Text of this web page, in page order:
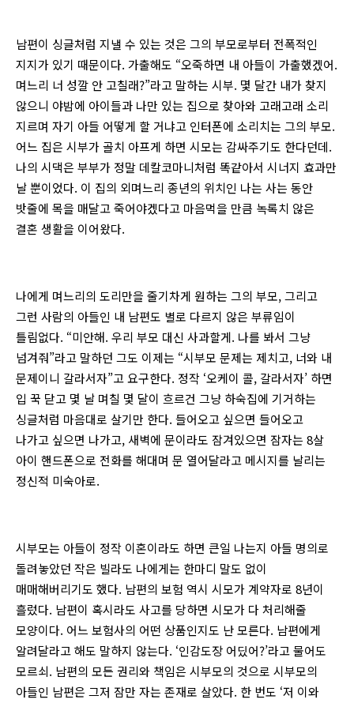
남편이 싱글처럼 지낼 수 있는 것은 그의 부모로부터 전폭적인
지지가 있기 때문이다. 가출해도 “오죽하면 내 아들이 가출했겠어.
며느리 너 성깔 안 고칠래?”라고 말하는 시부. 몇 달간 내가 찾지
않으니 야밤에 아이들과 나만 있는 집으로 찾아와 고래고래 소리
지르며 자기 아들 어떻게 할 거냐고 인터폰에 소리치는 그의 부모.
어느 집은 시부가 골치 아프게 하면 시모는 감싸주기도 한다던데.
나의 시댁은 부부가 정말 데칼코마니처럼 똑같아서 시너지 효과만
날 뿐이었다. 이 집의 외며느리 종년의 위치인 나는 사는 동안
밧줄에 목을 매달고 죽어야겠다고 마음먹을 만큼 녹록치 않은
결혼 생활을 이어왔다.
나에게 며느리의 도리만을 줄기차게 원하는 그의 부모, 그리고
그런 사람의 아들인 내 남편도 별로 다르지 않은 부류임이
틀림없다. “미안해. 우리 부모 대신 사과할게. 나를 봐서 그냥
넘겨줘”라고 말하던 그도 이제는 “시부모 문제는 제치고, 너와 내
문제이니 갈라서자”고 요구한다. 정작 ‘오케이 콜, 갈라서자’ 하면
입 꾹 닫고 몇 날 며칠 몇 달이 흐르건 그냥 하숙집에 기거하는
싱글처럼 마음대로 살기만 한다. 들어오고 싶으면 들어오고
나가고 싶으면 나가고, 새벽에 문이라도 잠겨있으면 잠자는 8살
아이 핸드폰으로 전화를 해대며 문 열어달라고 메시지를 날리는
정신적 미숙아로.
시부모는 아들이 정작 이혼이라도 하면 큰일 나는지 아들 명의로
돌려놓았던 작은 빌라도 나에게는 한마디 말도 없이
매매해버리기도 했다. 남편의 보험 역시 시모가 계약자로 8년이
흘렀다. 남편이 혹시라도 사고를 당하면 시모가 다 처리해줄
모양이다. 어느 보험사의 어떤 상품인지도 난 모른다. 남편에게
알려달라고 해도 말하지 않는다. ‘인감도장 어딨어?’라고 물어도
모르쇠. 남편의 모든 권리와 책임은 시부모의 것으로 시부모의
아들인 남편은 그저 잠만 자는 존재로 살았다. 한 번도 ‘저 이와